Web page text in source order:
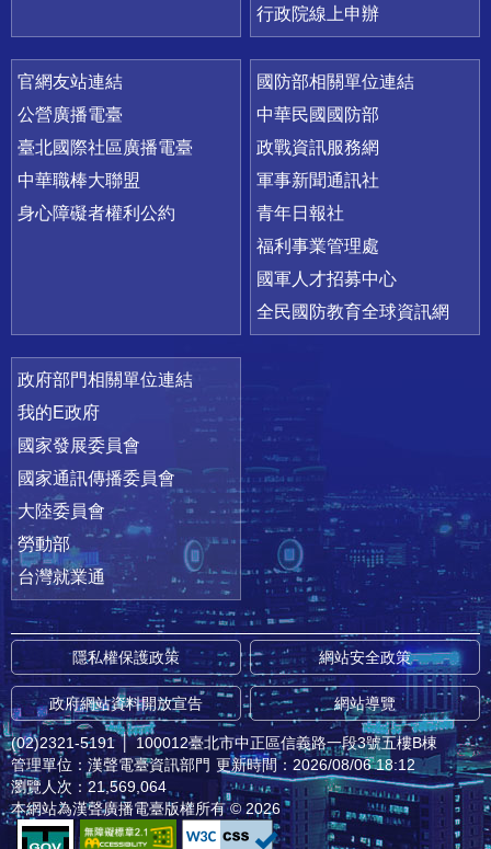
行政院線上申辦
官網友站連結
公營廣播電臺
臺北國際社區廣播電臺
中華職棒大聯盟
身心障礙者權利公約
國防部相關單位連結
中華民國國防部
政戰資訊服務網
軍事新聞通訊社
青年日報社
福利事業管理處
國軍人才招募中心
全民國防教育全球資訊網
政府部門相關單位連結
我的E政府
國家發展委員會
國家通訊傳播委員會
大陸委員會
勞動部
台灣就業通
隱私權保護政策 網站安全政策
政府網站資料開放宣告 網站導覽
(02)2321-5191 │ 100012臺北市中正區信義路一段3號五樓B棟
管理單位：漢聲電臺資訊部門 更新時間：2026/08/06 18:12
瀏覽人次：21,569,064
本網站為漢聲廣播電臺版權所有 © 2026